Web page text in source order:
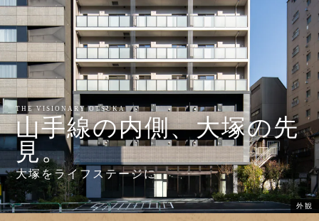
空撮写真
外観
THE VISIONARY OTSUKA
山手線の内側、大塚の先
見。
大塚をライフステージに。
エントランス
THE VISIONARY OTSUKA
山手線の内側、大塚の先
見。
大塚をライフステージに。